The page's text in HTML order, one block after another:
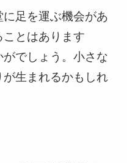
足を運ぶ機会があ
とはあります
でしょう。小さな
生まれるかもしれ